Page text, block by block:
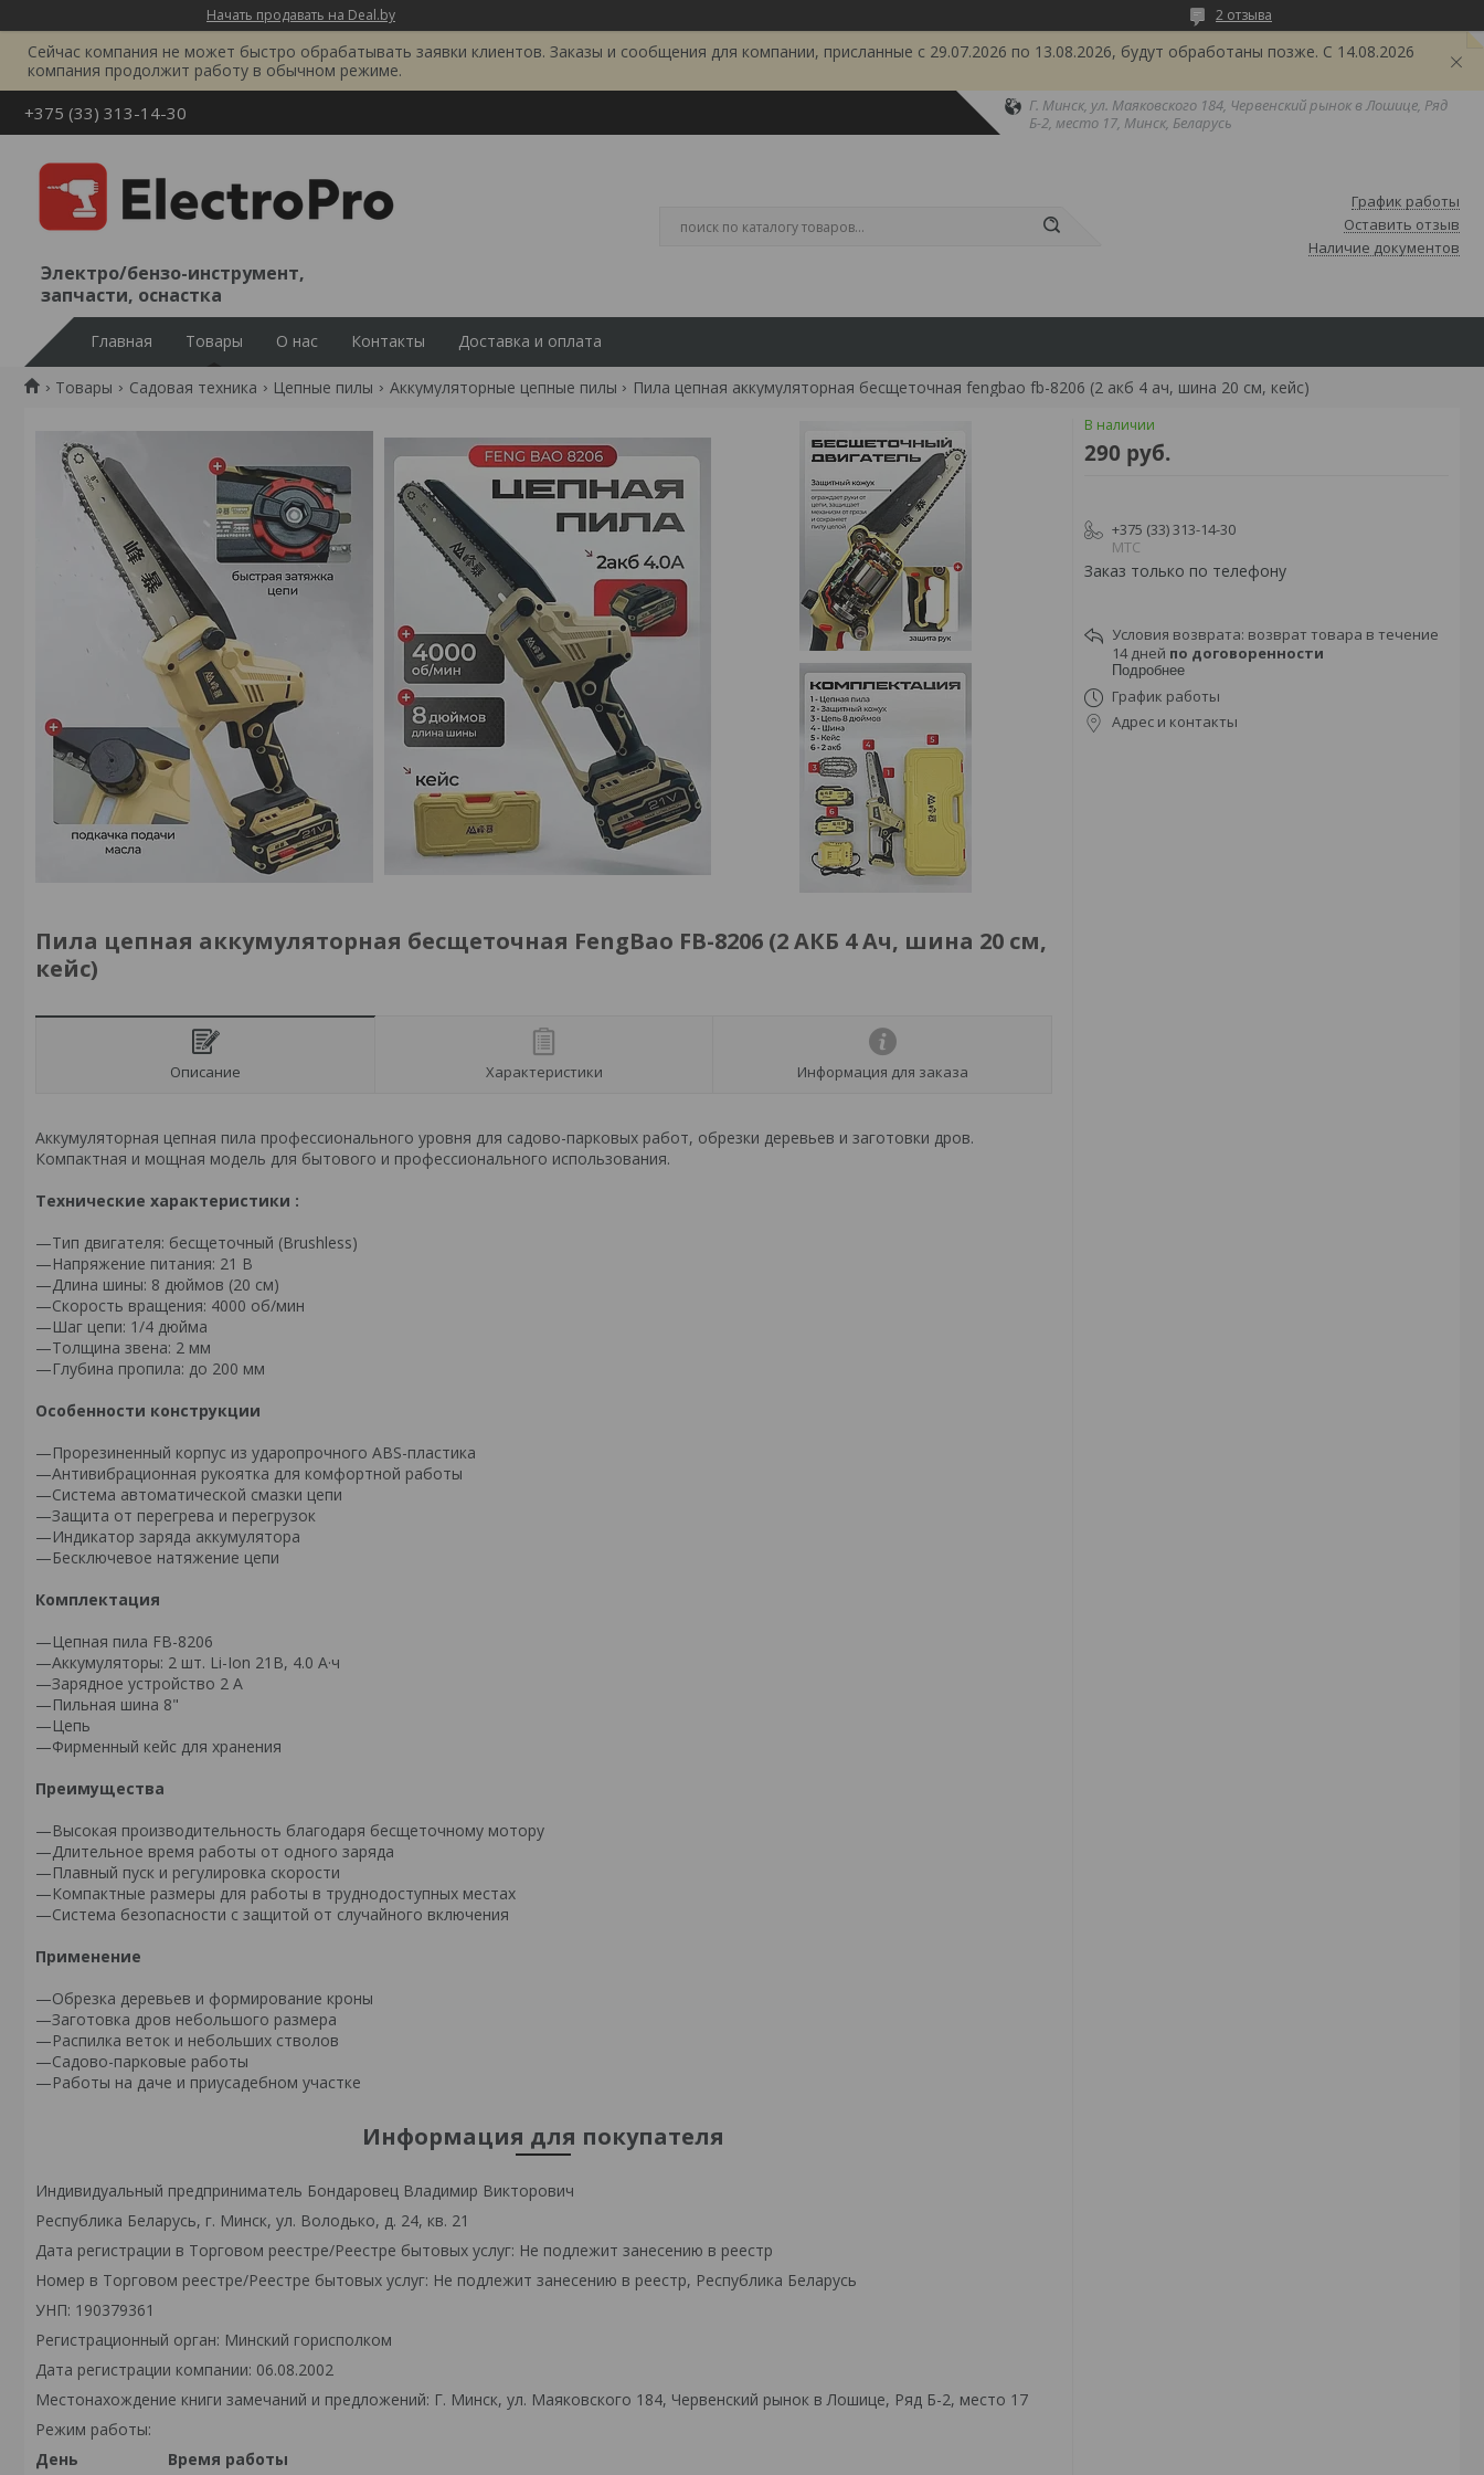
Начать продавать на Deal.by 2 отзыва
Сейчас компания не может быстро обрабатывать заявки клиентов. Заказы и сообщения для компании, присланные с 29.07.2026 по 13.08.2026, будут обработаны позже. С 14.08.2026
компания продолжит работу в обычном режиме.
+375 (33) 313-14-30
Г. Минск, ул. Маяковского 184, Червенский рынок в Лошице, Ряд
Б-2, место 17, Минск, Беларусь
Электро/бензо-инструмент,
запчасти, оснастка
График работы
Оставить отзыв
Наличие документов
Главная Товары О нас Контакты Доставка и оплата
Товары Садовая техника Цепные пилы Аккумуляторные цепные пилы Пила цепная аккумуляторная бесщеточная fengbao fb-8206 (2 акб 4 ач, шина 20 см, кейс)
Пила цепная аккумуляторная бесщеточная FengBao FB-8206 (2 АКБ 4 Ач, шина 20 см,
кейс)
Описание Характеристики Информация для заказа
Аккумуляторная цепная пила профессионального уровня для садово-парковых работ, обрезки деревьев и заготовки дров.
Компактная и мощная модель для бытового и профессионального использования.
Технические характеристики :
—Тип двигателя: бесщеточный (Brushless)
—Напряжение питания: 21 В
—Длина шины: 8 дюймов (20 см)
—Скорость вращения: 4000 об/мин
—Шаг цепи: 1/4 дюйма
—Толщина звена: 2 мм
—Глубина пропила: до 200 мм
Особенности конструкции
—Прорезиненный корпус из ударопрочного ABS-пластика
—Антивибрационная рукоятка для комфортной работы
—Система автоматической смазки цепи
—Защита от перегрева и перегрузок
—Индикатор заряда аккумулятора
—Бесключевое натяжение цепи
Комплектация
—Цепная пила FB-8206
—Аккумуляторы: 2 шт. Li-Ion 21В, 4.0 А·ч
—Зарядное устройство 2 А
—Пильная шина 8"
—Цепь
—Фирменный кейс для хранения
Преимущества
—Высокая производительность благодаря бесщеточному мотору
—Длительное время работы от одного заряда
—Плавный пуск и регулировка скорости
—Компактные размеры для работы в труднодоступных местах
—Система безопасности с защитой от случайного включения
Применение
—Обрезка деревьев и формирование кроны
—Заготовка дров небольшого размера
—Распилка веток и небольших стволов
—Садово-парковые работы
—Работы на даче и приусадебном участке
Информация для покупателя
Индивидуальный предприниматель Бондаровец Владимир Викторович
Республика Беларусь, г. Минск, ул. Володько, д. 24, кв. 21
Дата регистрации в Торговом реестре/Реестре бытовых услуг: Не подлежит занесению в реестр
Номер в Торговом реестре/Реестре бытовых услуг: Не подлежит занесению в реестр, Республика Беларусь
УНП: 190379361
Регистрационный орган: Минский горисполком
Дата регистрации компании: 06.08.2002
Местонахождение книги замечаний и предложений: Г. Минск, ул. Маяковского 184, Червенский рынок в Лошице, Ряд Б-2, место 17
Режим работы:
День
Время работы
В наличии
290 руб.
+375 (33) 313-14-30
МТС
Заказ только по телефону
возврат товара в течение
14 дней по договоренности
Подробнее
График работы
Адрес и контакты